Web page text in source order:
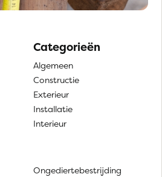
Categorieën
Algemeen
Constructie
Exterieur
Installatie
Interieur
Ongediertebestrijding